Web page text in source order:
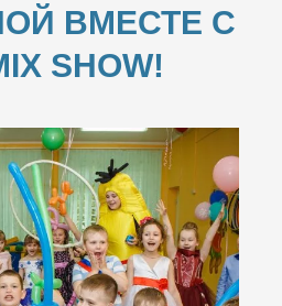
ВМЕСТЕ С
SHOW!